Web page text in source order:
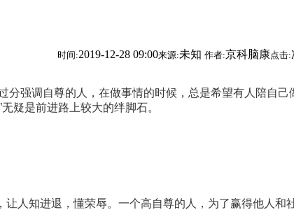
时间:2019-12-28 09:00来源:未知 作者:京科脑康点击:
强调自尊的人，在做事情的时候，总是希望有人陪自
疑是前进路上较大的绊脚石。
人知进退，懂荣辱。一个高自尊的人，为了赢得他人